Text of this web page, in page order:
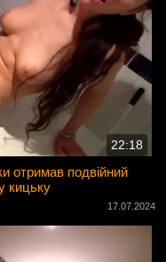
22:18
отримав подвійний
кицьку
17.07.2024